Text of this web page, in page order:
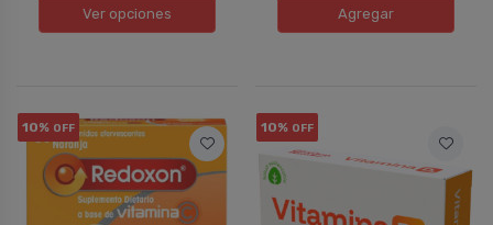
Ver opciones Agregar
10% OFF 10% OFF